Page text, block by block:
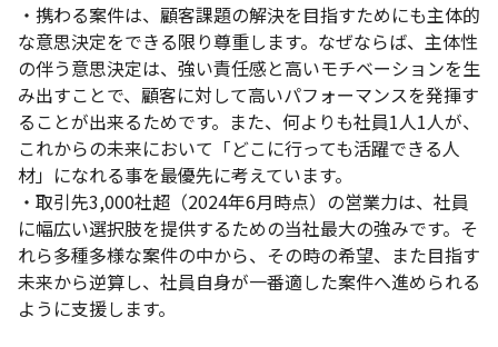
・外資系生命保険会社向け業務支援（リモート導入）
工程：QA、テスト（Tester）
環境：生保、英語環境
・外資系生命保険向けシステム開発支援業務（リモート導入）
工程：設計～テスト（Business System Analyst）
環境：生保、英語環境
・外資系物流企業向け積載管理システム開発支援業務（リモート
導入）
工程：設計書作成、仕様書作成
環境：COBOL
・携わる案件は、顧客課題の解決を目指すためにも主体的
な意思決定をできる限り尊重します。なぜならば、主体性
の伴う意思決定は、強い責任感と高いモチベーションを生
み出すことで、顧客に対して高いパフォーマンスを発揮す
ることが出来るためです。また、何よりも社員1人1人が、
これからの未来において「どこに行っても活躍できる人
材」になれる事を最優先に考えています。
・取引先3,000社超（2024年6月時点）の営業力は、社員
に幅広い選択肢を提供するための当社最大の強みです。そ
れら多種多様な案件の中から、その時の希望、また目指す
未来から逆算し、社員自身が一番適した案件へ進められる
ように支援します。